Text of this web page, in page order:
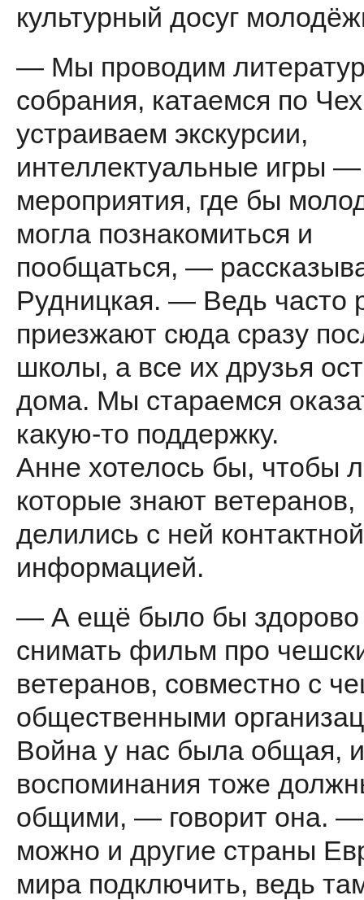
культурный досуг
— Мы проводим
собрания, катаемся по
устраиваем экскурсии,
интеллектуальные игры —
мероприятия, где бы
могла познакомиться и
пообщаться, —
Рудницкая. — Ведь часто
приезжают сюда сразу
школы, а все их друзья
дома. Мы стараемся
какую-то поддержку.
Анне хотелось бы, чтобы
которые знают ветеранов,
делились с ней контактной
информацией.
— А ещё было бы здорово
снимать фильм про
ветеранов, совместно с
общественными
Война у нас была общая, и
воспоминания тоже
общими, — говорит она.
можно и другие страны
мира подключить, ведь